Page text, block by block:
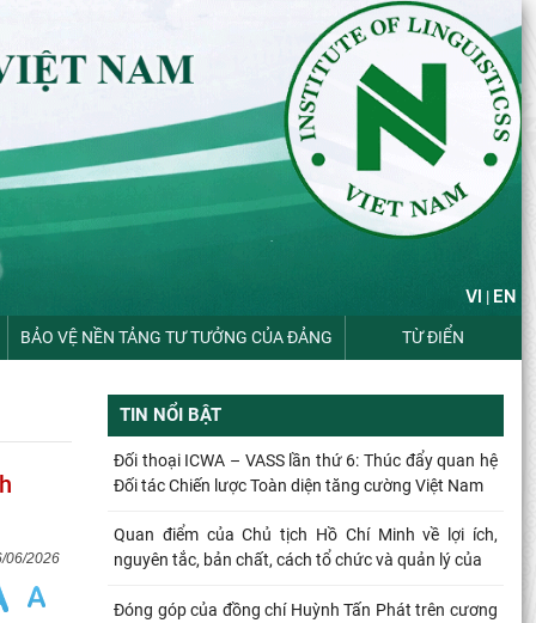
VI | EN
BẢO VỆ NỀN TẢNG TƯ TƯỞNG CỦA ĐẢNG TỪ ĐIỂN
06/2026
TIN NỔI BẬT
Đối thoại ICWA – VASS lần thứ 6: Thúc đẩy quan hệ
Đối tác Chiến lược Toàn diện tăng cường Việt Nam
Quan điểm của Chủ tịch Hồ Chí Minh về lợi ích,
nguyên tắc, bản chất, cách tổ chức và quản lý của
Đóng góp của đồng chí Huỳnh Tấn Phát trên cương